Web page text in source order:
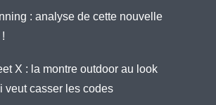
: analyse de cette nouvelle
X : la montre outdoor au look
veut casser les codes